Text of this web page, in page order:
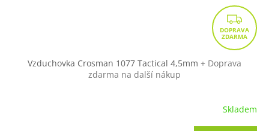
Z
D
A
Vzduchovka Crosman 1077 Tactical 4,5mm + Doprava
zdarma na další nákup
Skladem